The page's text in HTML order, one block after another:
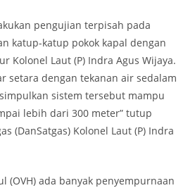
pengujian terpisah pada
katup-katup pokok kapal dengan
Kolonel Laut (P) Indra Agus Wijaya.
setara dengan tekanan air sedalam
sistem tersebut mampu
lebih dari 300 meter” tutup
(DanSatgas) Kolonel Laut (P) Indra
(OVH) ada banyak penyempurnaan